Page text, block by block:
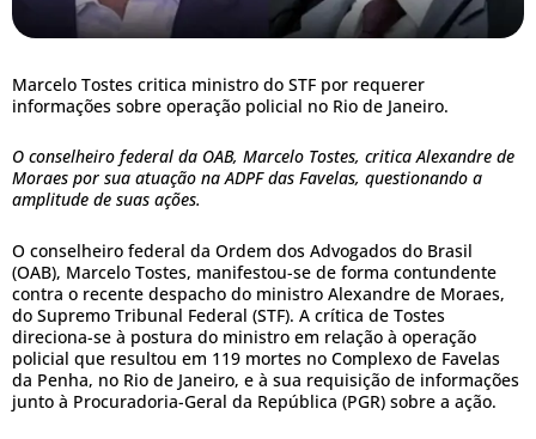
Marcelo Tostes critica ministro do STF por requerer
informações sobre operação policial no Rio de Janeiro.
O conselheiro federal da OAB, Marcelo Tostes, critica Alexandre de
Moraes por sua atuação na ADPF das Favelas, questionando a
amplitude de suas ações.
O conselheiro federal da Ordem dos Advogados do Brasil
(OAB), Marcelo Tostes, manifestou-se de forma contundente
contra o recente despacho do ministro Alexandre de Moraes,
do Supremo Tribunal Federal (STF). A crítica de Tostes
direciona-se à postura do ministro em relação à operação
policial que resultou em 119 mortes no Complexo de Favelas
da Penha, no Rio de Janeiro, e à sua requisição de informações
junto à Procuradoria-Geral da República (PGR) sobre a ação.